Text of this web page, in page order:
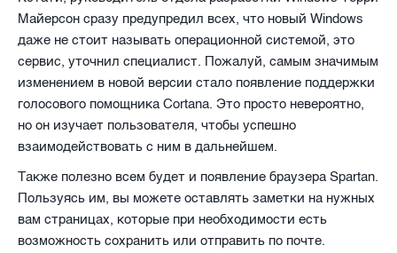
Майерсон сразу предупредил всех, что новый Windows
даже не стоит называть операционной системой, это
сервис, уточнил специалист. Пожалуй, самым значимым
изменением в новой версии стало появление поддержки
голосового помощника Cortana. Это просто невероятно,
но он изучает пользователя, чтобы успешно
взаимодействовать с ним в дальнейшем.
Также полезно всем будет и появление браузера Spartan.
Пользуясь им, вы можете оставлять заметки на нужных
вам страницах, которые при необходимости есть
возможность сохранить или отправить по почте.